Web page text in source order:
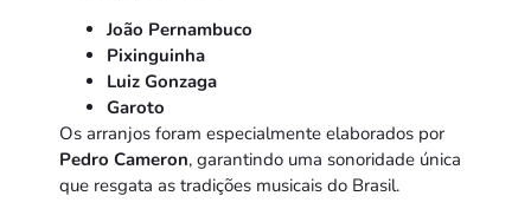
João Pernambuco
Pixinguinha
Luiz Gonzaga
Garoto
Os arranjos foram especialmente elaborados por
Pedro Cameron, garantindo uma sonoridade única
que resgata as tradições musicais do Brasil.